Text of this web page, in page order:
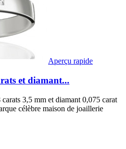
Aperçu rapide
et diamant...
carats 3,5 mm et diamant 0,075 carat
célèbre maison de joaillerie